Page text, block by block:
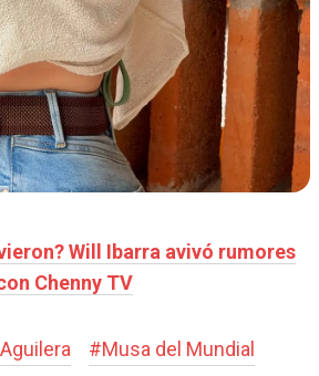
Will Ibarra avivó rumores
Chenny TV
#Musa del Mundial